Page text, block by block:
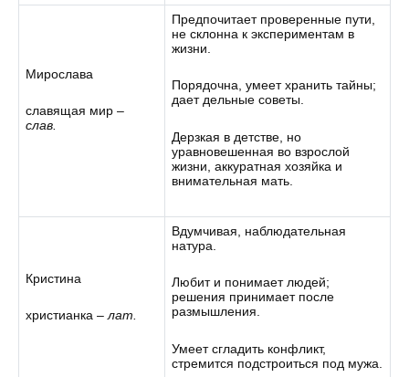
Мирослава
славящая мир –
слав.
Предпочитает проверенные пути,
не склонна к экспериментам в
жизни.
Порядочна, умеет хранить тайны;
дает дельные советы.
Дерзкая в детстве, но
уравновешенная во взрослой
жизни, аккуратная хозяйка и
внимательная мать.
Кристина
христианка –лат.
Вдумчивая, наблюдательная
натура.
Любит и понимает людей;
решения принимает после
размышления.
Умеет сгладить конфликт,
стремится подстроиться под мужа.